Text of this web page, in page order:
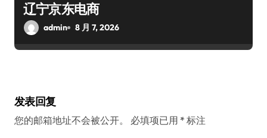
辽宁京东电商
admin 8 月 7, 2026
发表回复
您的邮箱地址不会被公开。 必填项已用 * 标注